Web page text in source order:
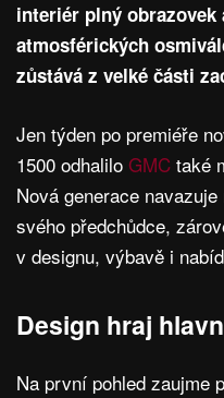
interiér plný
atmosférických
zůstává z velké části
Jen týden po premiéře
1500 odhalilo GMC také
Nová generace
svého předchůdce,
v designu, výbavě i
Design hraj
Na první pohled zaujme